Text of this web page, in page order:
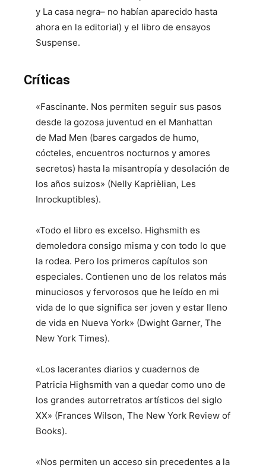
y La casa negra– no habían aparecido hasta
ahora en la editorial) y el libro de ensayos
Suspense.
Críticas
«Fascinante. Nos permiten seguir sus pasos
desde la gozosa juventud en el Manhattan
de Mad Men (bares cargados de humo,
cócteles, encuentros nocturnos y amores
secretos) hasta la misantropía y desolación de
los años suizos» (Nelly Kaprièlian, Les
Inrockuptibles).
«Todo el libro es excelso. Highsmith es
demoledora consigo misma y con todo lo que
la rodea. Pero los primeros capítulos son
especiales. Contienen uno de los relatos más
minuciosos y fervorosos que he leído en mi
vida de lo que significa ser joven y estar lleno
de vida en Nueva York» (Dwight Garner, The
New York Times).
«Los lacerantes diarios y cuadernos de
Patricia Highsmith van a quedar como uno de
los grandes autorretratos artísticos del siglo
XX» (Frances Wilson, The New York Review of
Books).
«Nos permiten un acceso sin precedentes a la